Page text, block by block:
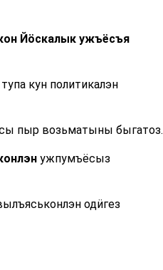
Йӧскалык ужъёсъя
кун политикалэн
пыр возьматыны быгатоз.
ужпумъёсыз
одӥгез